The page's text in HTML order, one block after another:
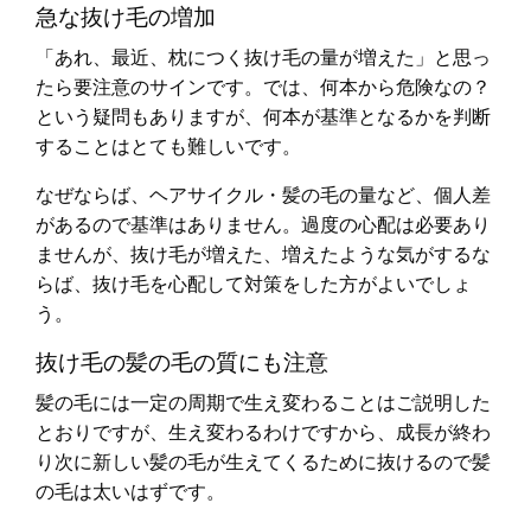
急な抜け毛の増加
「あれ、最近、枕につく抜け毛の量が増えた」と思っ
たら要注意のサインです。では、何本から危険なの？
という疑問もありますが、何本が基準となるかを判断
することはとても難しいです。
なぜならば、ヘアサイクル・髪の毛の量など、個人差
があるので基準はありません。過度の心配は必要あり
ませんが、抜け毛が増えた、増えたような気がするな
らば、抜け毛を心配して対策をした方がよいでしょ
う。
抜け毛の髪の毛の質にも注意
髪の毛には一定の周期で生え変わることはご説明した
とおりですが、生え変わるわけですから、成長が終わ
り次に新しい髪の毛が生えてくるために抜けるので髪
の毛は太いはずです。